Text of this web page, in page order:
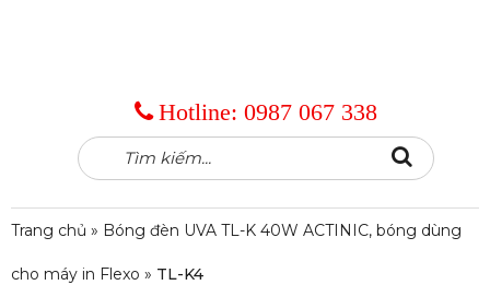
Hotline: 0987 067 338
Tìm
kiếm:
Search
Trang chủ » Bóng đèn UVA TL-K 40W ACTINIC, bóng dùng
cho máy in Flexo » TL-K4